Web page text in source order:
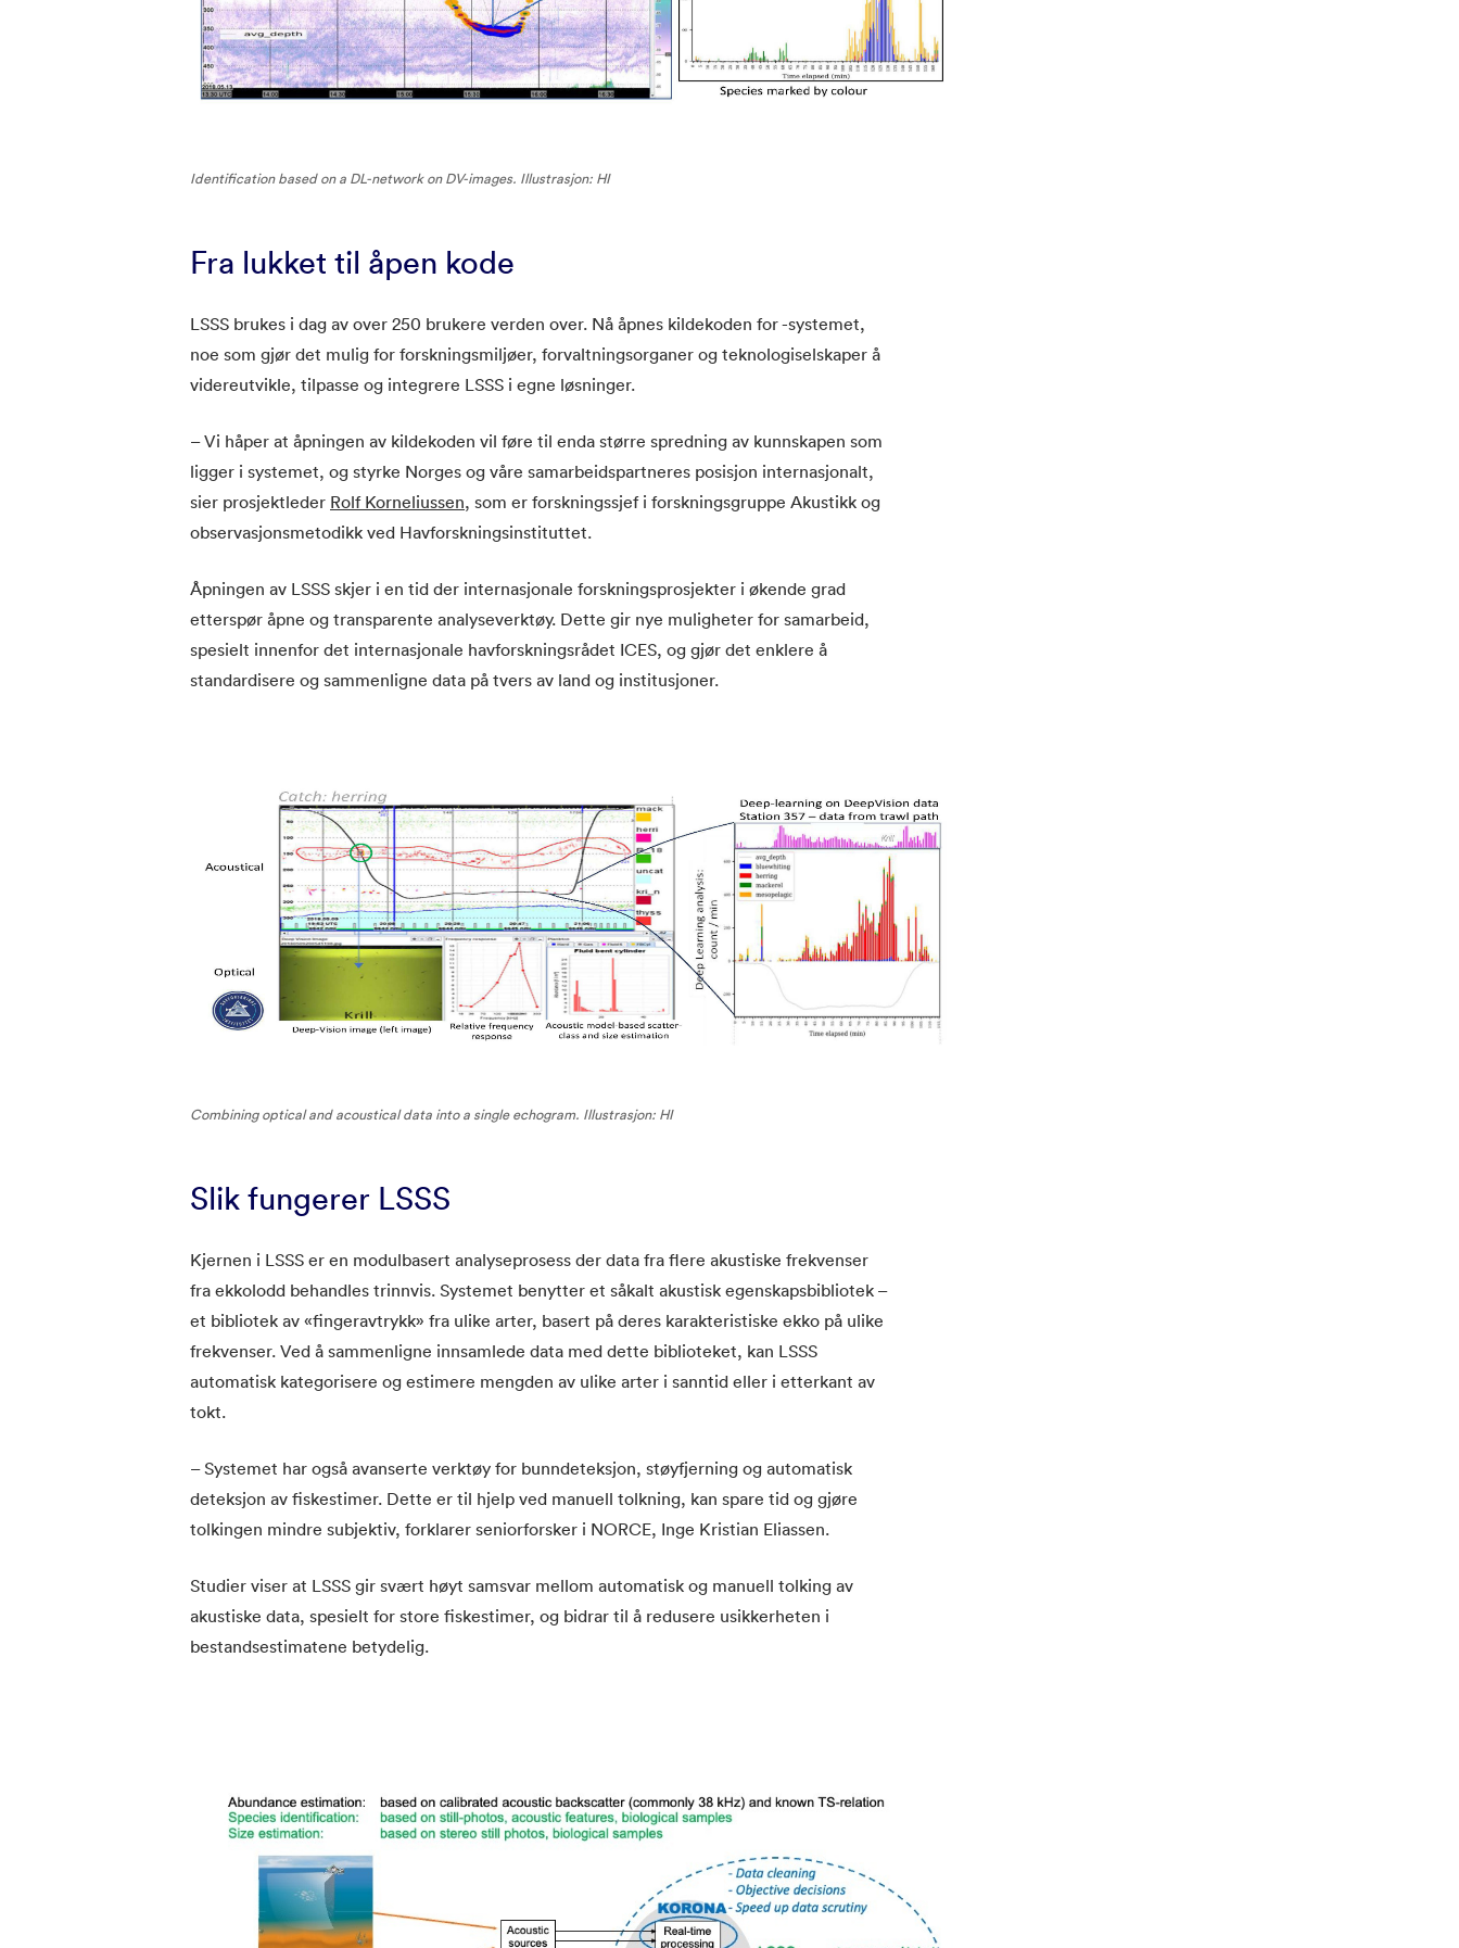
Identification based on a DL-network on DV-images. Illustrasjon: HI
Fra lukket til åpen kode
LSSS brukes i dag av over 250 brukere verden over. Nå åpnes kildekoden for -systemet,
noe som gjør det mulig for forskningsmiljøer, forvaltningsorganer og teknologiselskaper å
videreutvikle, tilpasse og integrere LSSS i egne løsninger.
– Vi håper at åpningen av kildekoden vil føre til enda større spredning av kunnskapen som
ligger i systemet, og styrke Norges og våre samarbeidspartneres posisjon internasjonalt,
sier prosjektleder Rolf Korneliussen, som er forskningssjef i forskningsgruppe Akustikk og
observasjonsmetodikk ved Havforskningsinstituttet.
Åpningen av LSSS skjer i en tid der internasjonale forskningsprosjekter i økende grad
etterspør åpne og transparente analyseverktøy. Dette gir nye muligheter for samarbeid,
spesielt innenfor det internasjonale havforskningsrådet ICES, og gjør det enklere å
standardisere og sammenligne data på tvers av land og institusjoner.
Combining optical and acousticaldata into a single echogram. Illustrasjon: HI
Slik fungerer LSSS
Kjernen i LSSS er en modulbasert analyseprosess der data fra flere akustiske frekvenser
fra ekkolodd behandles trinnvis. Systemet benytter et såkalt akustisk egenskapsbibliotek –
et bibliotek av «fingeravtrykk» fra ulike arter, basert på deres karakteristiske ekko på ulike
frekvenser. Ved å sammenligne innsamlede data med dette biblioteket, kan LSSS
automatisk kategorisere og estimere mengden av ulike arter i sanntid eller i etterkant av
tokt.
– Systemet har også avanserte verktøy for bunndeteksjon, støyfjerning og automatisk
deteksjon av fiskestimer. Dette er til hjelp ved manuell tolkning, kan spare tid og gjøre
tolkingen mindre subjektiv, forklarer seniorforsker i NORCE, Inge Kristian Eliassen.
Studier viser at LSSS gir svært høyt samsvar mellom automatisk og manuell tolking av
akustiske data, spesielt for store fiskestimer, og bidrar til å redusere usikkerheten i
bestandsestimatene betydelig.